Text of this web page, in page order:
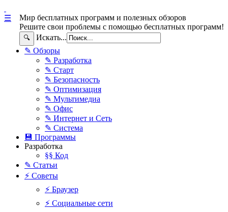
Мир бесплатных программ и полезных обзоров
Решите свои проблемы с помощью бесплатных программ!
🔍 Искать...
☰
✎ Обзоры
✎ Разработка
✎ Старт
✎ Безопасность
✎ Оптимизация
✎ Мультимедиа
✎ Офис
✎ Интернет и Сеть
✎ Система
💾 Программы
Разработка
§§ Код
✎ Статьи
⚡ Советы
⚡ Браузер
⚡ Социальные сети